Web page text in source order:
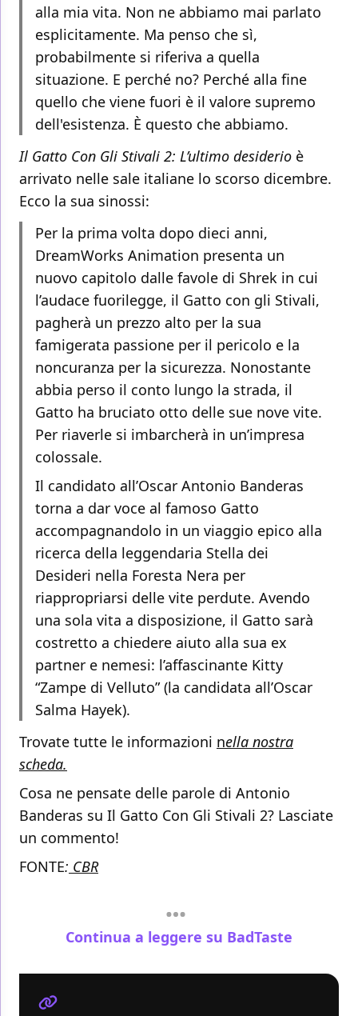
alla mia vita. Non ne abbiamo mai parlato
esplicitamente. Ma penso che sì,
probabilmente si riferiva a quella
situazione. E perché no? Perché alla fine
quello che viene fuori è il valore supremo
dell'esistenza. È questo che abbiamo.
Il Gatto Con Gli Stivali 2: L’ultimo desiderio è
arrivato nelle sale italiane lo scorso dicembre.
Ecco la sua sinossi:
Per la prima volta dopo dieci anni,
DreamWorks Animation presenta un
nuovo capitolo dalle favole di Shrek in cui
l’audace fuorilegge, il Gatto con gli Stivali,
pagherà un prezzo alto per la sua
famigerata passione per il pericolo e la
noncuranza per la sicurezza. Nonostante
abbia perso il conto lungo la strada, il
Gatto ha bruciato otto delle sue nove vite.
Per riaverle si imbarcherà in un’impresa
colossale.
Il candidato all’Oscar Antonio Banderas
torna a dar voce al famoso Gatto
accompagnandolo in un viaggio epico alla
ricerca della leggendaria Stella dei
Desideri nella Foresta Nera per
riappropriarsi delle vite perdute. Avendo
una sola vita a disposizione, il Gatto sarà
costretto a chiedere aiuto alla sua ex
partner e nemesi: l’affascinante Kitty
“Zampe di Velluto” (la candidata all’Oscar
Salma Hayek).
Trovate tutte le informazioni nella nostra
scheda.
Cosa ne pensate delle parole di Antonio
Banderas su Il Gatto Con Gli Stivali 2? Lasciate
un commento!
FONTE: CBR
Continua a leggere su BadTaste